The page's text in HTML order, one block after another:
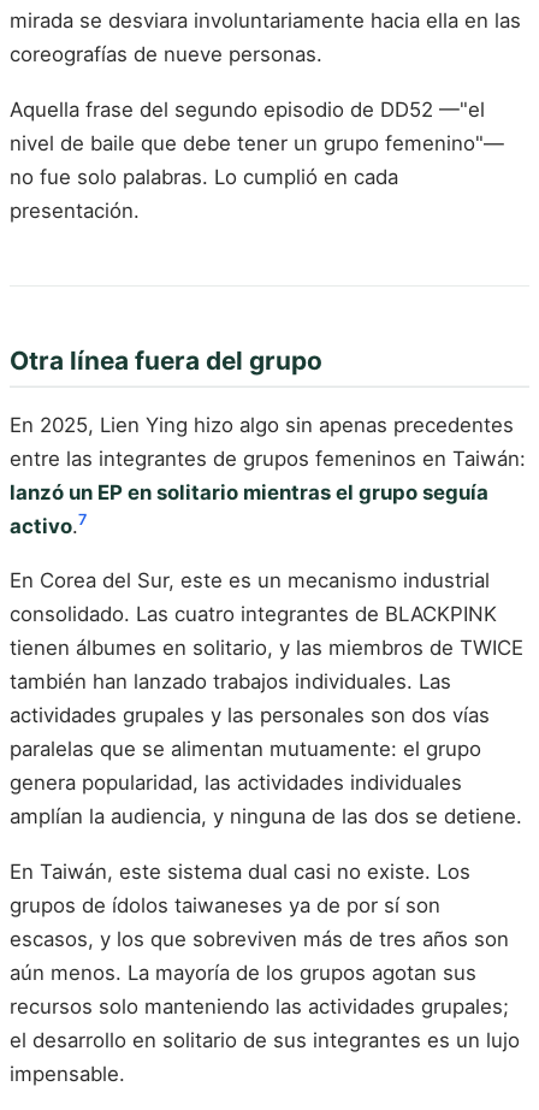
mirada se desviara involuntariamente hacia ella en las
coreografías de nueve personas.
Aquella frase del segundo episodio de DD52 —"el
nivel de baile que debe tener un grupo femenino"—
no fue solo palabras. Lo cumplió en cada
presentación.
Otra línea fuera del grupo
En 2025, Lien Ying hizo algo sin apenas precedentes
entre las integrantes de grupos femeninos en Taiwán:
lanzó un EP en solitario mientras el grupo seguía
activo.7
En Corea del Sur, este es un mecanismo industrial
consolidado. Las cuatro integrantes de BLACKPINK
tienen álbumes en solitario, y las miembros de TWICE
también han lanzado trabajos individuales. Las
actividades grupales y las personales son dos vías
paralelas que se alimentan mutuamente: el grupo
genera popularidad, las actividades individuales
amplían la audiencia, y ninguna de las dos se detiene.
En Taiwán, este sistema dual casi no existe. Los
grupos de ídolos taiwaneses ya de por sí son
escasos, y los que sobreviven más de tres años son
aún menos. La mayoría de los grupos agotan sus
recursos solo manteniendo las actividades grupales;
el desarrollo en solitario de sus integrantes es un lujo
impensable.